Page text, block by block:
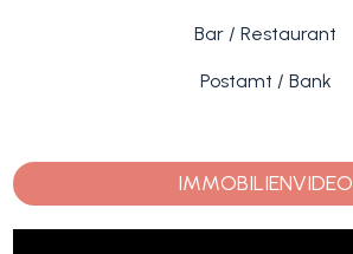
Bar / Restaurant
Postamt / Bank
IMMOBILIENVIDEO